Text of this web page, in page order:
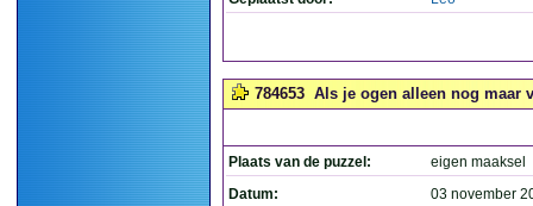
784653 Als je ogen alleen nog maar
Plaats van de puzzel:
eigen maaksel
Datum:
03 november